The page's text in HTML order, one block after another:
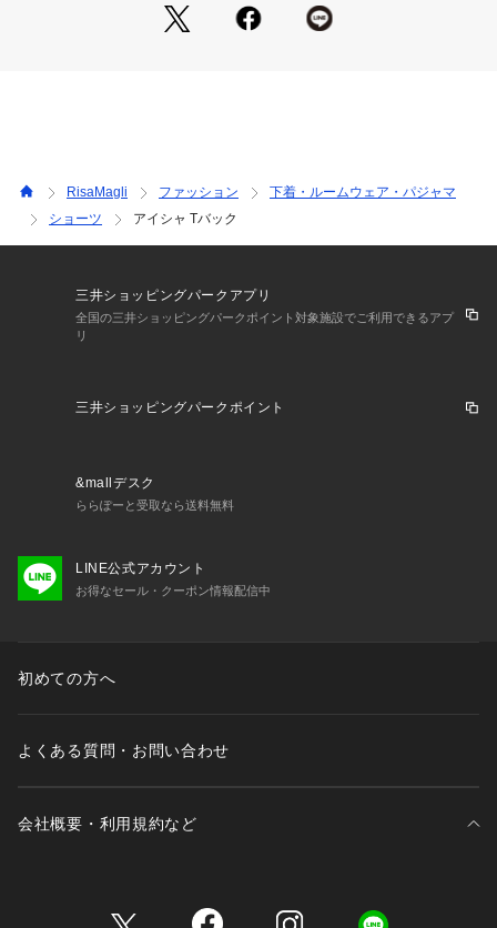
Tバックショーツは他のショーツに比べ布面積が少ないため通
気性がよく、ムレにくいため快適にご着用いただけます。ショ
＜商品仕様＞
・バック部分伸縮性：あり
＜関連アイテム＞
お揃いのアイテムは以下よりご確認ください。
・64512 ブラジャー（G・H・I）
・74512 リボンショーツ
・74514 Tバック
・24511 タップパンツ
RisaMagli ファッション
下着・ルームウェア・パジャマ
ショーツ
アイシャ Tバック
三井ショッピングパークアプリ
全国の三井ショッピングパークポイント対象施設でご利用できるアプ
リ
三井ショッピングパークポイント
&mallデスク
ららぽーと受取なら送料無料
LINE公式アカウント
お得なセール・クーポン情報配信中
初めての方へ
よくある質問・お問い合わせ
会社概要・利用規約など